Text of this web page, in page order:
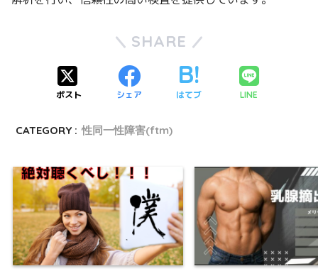
SHARE
ポスト シェア はてブ LINE
CATEGORY : 性同一性障害(ftm)